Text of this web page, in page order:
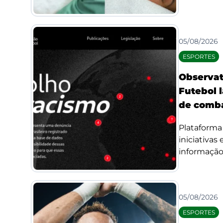
05/08/2026
ESPORTES
Futebol
de
iniciativas
informação
05/08/2026
ESPORTES